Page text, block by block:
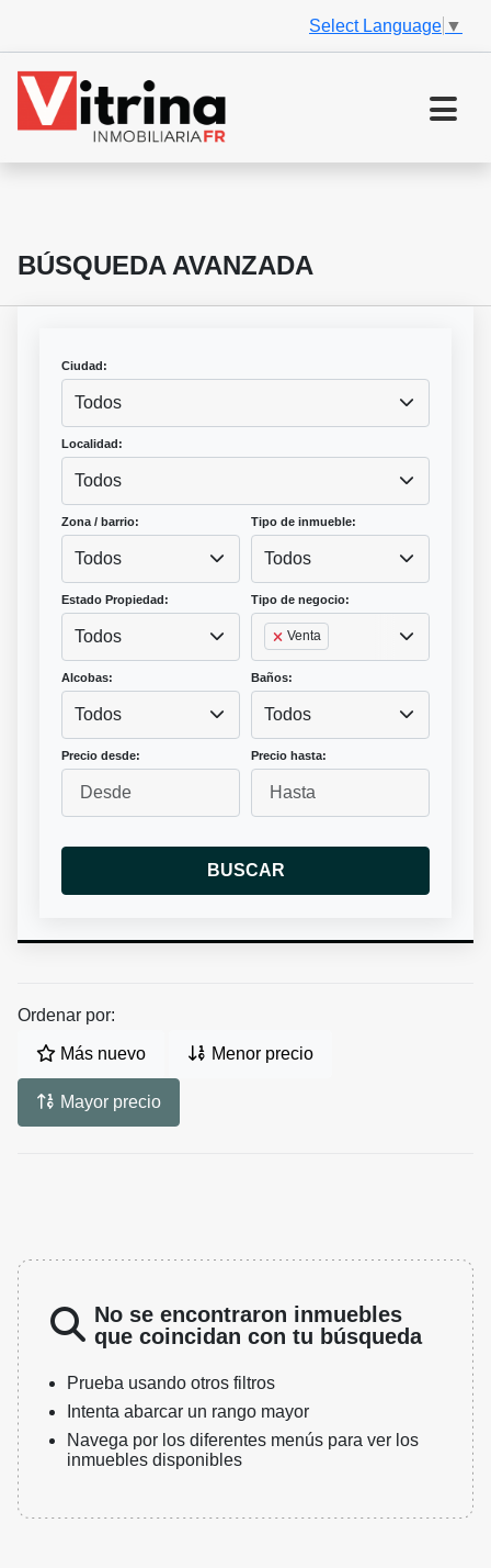
Select Language ▼
BÚSQUEDA AVANZADA
Ciudad:
Todos
Localidad:
Todos
Zona / barrio:
Todos
Tipo de inmueble:
Todos
Estado Propiedad:
Todos
Tipo de negocio:
Venta
Alcobas:
Todos
Baños:
Todos
Precio desde: Precio hasta:
BUSCAR
Ordenar por:
Más nuevo Menor precio
Mayor precio
No se encontraron inmuebles
que coincidan con tu búsqueda
Prueba usando otros filtros
Intenta abarcar un rango mayor
Navega por los diferentes menús para ver los
inmuebles disponibles